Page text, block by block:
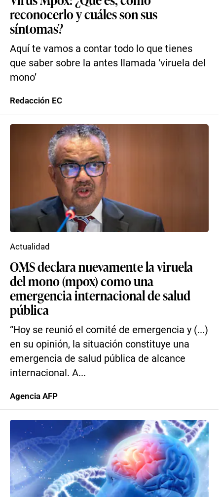
reconocerlo y cuáles son sus
síntomas?
Aquí te vamos a contar todo lo que tienes
que saber sobre la antes llamada ‘viruela del
mono’
Redacción EC
OMS declara nuevamente la viruela
del mono (mpox) como una
emergencia internacional de salud
pública
“Hoy se reunió el comité de emergencia y (...)
en su opinión, la situación constituye una
emergencia de salud pública de alcance
internacional. A...
Actualidad
Agencia AFP